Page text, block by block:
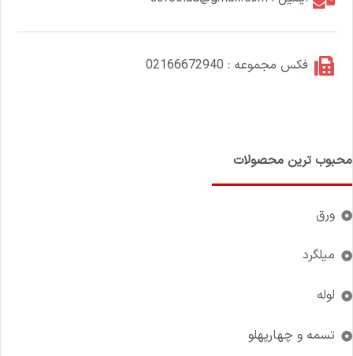
فکس مجموعه : 02166672940
محبوب ترین محصولات
ورق
میلگرد
لوله
تسمه و چهارپهلو